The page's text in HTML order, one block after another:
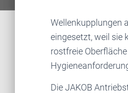
Wellenkupplungen
eingesetzt, weil sie
rostfreie
Die JAKOB